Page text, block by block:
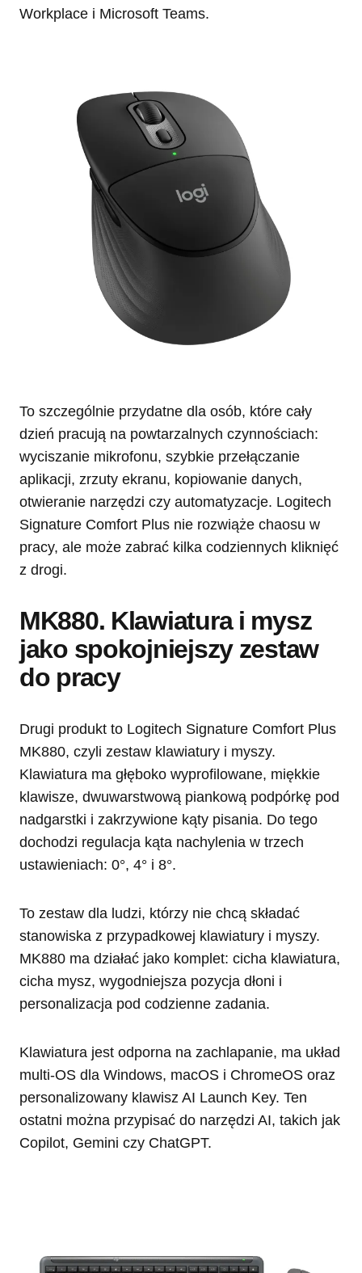
Workplace i Microsoft Teams.
To szczególnie przydatne dla osób, które cały
dzień pracują na powtarzalnych czynnościach:
wyciszanie mikrofonu, szybkie przełączanie
aplikacji, zrzuty ekranu, kopiowanie danych,
otwieranie narzędzi czy automatyzacje. Logitech
Signature Comfort Plus nie rozwiąże chaosu w
pracy, ale może zabrać kilka codziennych kliknięć
z drogi.
MK880. Klawiatura i mysz
jako spokojniejszy zestaw
do pracy
Drugi produkt to Logitech Signature Comfort Plus
MK880, czyli zestaw klawiatury i myszy.
Klawiatura ma głęboko wyprofilowane, miękkie
klawisze, dwuwarstwową piankową podpórkę pod
nadgarstki i zakrzywione kąty pisania. Do tego
dochodzi regulacja kąta nachylenia w trzech
ustawieniach: 0°, 4° i 8°.
To zestaw dla ludzi, którzy nie chcą składać
stanowiska z przypadkowej klawiatury i myszy.
MK880 ma działać jako komplet: cicha klawiatura,
cicha mysz, wygodniejsza pozycja dłoni i
personalizacja pod codzienne zadania.
Klawiatura jest odporna na zachlapanie, ma układ
multi-OS dla Windows, macOS i ChromeOS oraz
personalizowany klawisz AI Launch Key. Ten
ostatni można przypisać do narzędzi AI, takich jak
Copilot, Gemini czy ChatGPT.